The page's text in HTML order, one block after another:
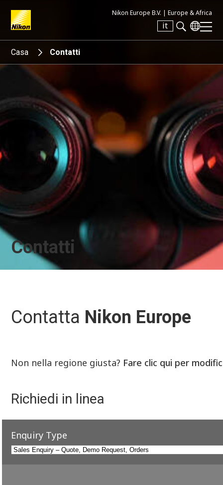
Nikon Europe B.V. | Europe & Africa
it
Search keyword(s)
Casa Contatti
Contatti
Contatta Nikon Europe
Non nella regione giusta? Fare clic qui per
Richiedi in linea
Enquiry Type